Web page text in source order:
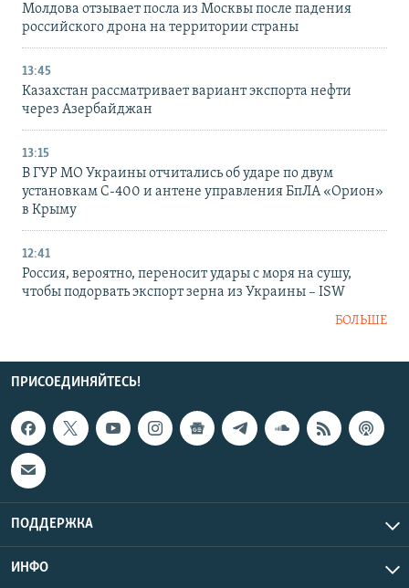
Молдова отзывает посла из Москвы после падения
российского дрона на территории страны
13:45
Казахстан рассматривает вариант экспорта нефти
через Азербайджан
13:15
В ГУР МО Украины отчитались об ударе по двум
установкам С-400 и антене управления БпЛА «Орион»
в Крыму
12:41
Россия, вероятно, переносит удары с моря на сушу,
чтобы подорвать экспорт зерна из Украины – ISW
БОЛЬШЕ
ПРИСОЕДИНЯЙТЕСЬ!
ПОДДЕРЖКА
ИНФО